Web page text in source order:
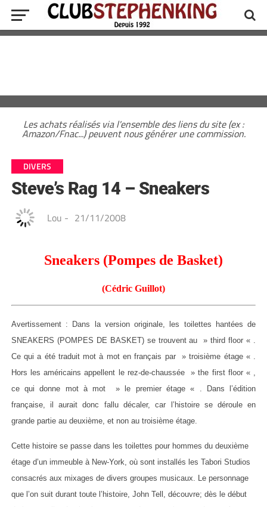
Les achats réalisés via l'ensemble des liens du site (ex :
Amazon/Fnac...) peuvent nous générer une commission.
DIVERS
Steve’s Rag 14 – Sneakers
Lou - 21/11/2008
Sneakers (Pompes de Basket)
(Cédric Guillot)
Avertissement : Dans la version originale, les toilettes hantées de
SNEAKERS (POMPES DE BASKET) se trouvent au » third floor « .
Ce qui a été traduit mot à mot en français par » troisième étage « .
Hors les américains appellent le rez-de-chaussée » the first floor « ,
ce qui donne mot à mot » le premier étage « . Dans l’édition
française, il aurait donc fallu décaler, car l’histoire se déroule en
grande partie au deuxième, et non au troisième étage.
Cette histoire se passe dans les toilettes pour hommes du deuxième
étage d’un immeuble à New-York, où sont installés les Tabori Studios
consacrés aux mixages de divers groupes musicaux. Le personnage
que l’on suit durant toute l’histoire, John Tell, découvre; dès le début